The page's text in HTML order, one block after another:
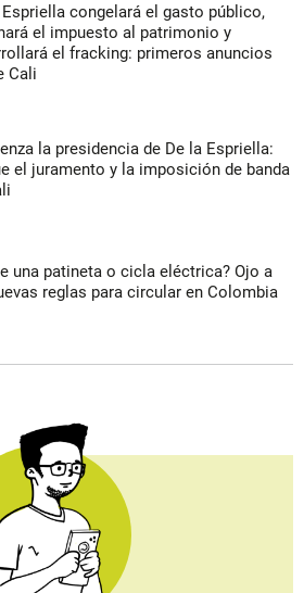
Espriella congelará el gasto público,
el impuesto al patrimonio y
el fracking: primeros anuncios
Cali
la presidencia de De la Espriella:
el juramento y la imposición de banda
una patineta o cicla eléctrica? Ojo a
reglas para circular en Colombia